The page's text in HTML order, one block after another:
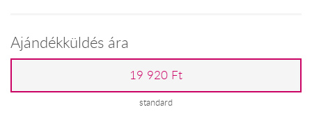
Ajándékküldés ára
19 920 Ft
standard